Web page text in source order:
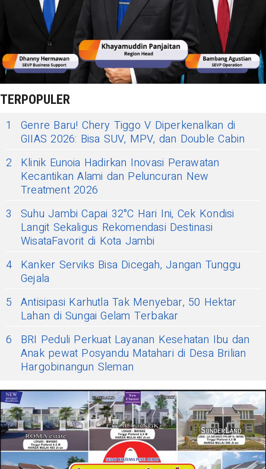
TERPOPULER
1
Genre Baru! Chery Tiggo V Diperkenalkan di
GIIAS 2026: Bisa SUV, MPV, dan Double Cabin
2
Klinik Eunoia Hadirkan Inovasi Perawatan
Kecantikan Alami dan Peluncuran New
Treatment 2026
3
Suhu Jambi Capai 32°C Hari Ini, Cek Kondisi
Langit Sekaligus Rekomendasi Destinasi
WisataFavorit di Kota Jambi
4 Kanker Serviks Bisa Dicegah, Jangan Tunggu
Gejala
5 Antisipasi Karhutla Tak Menyebar, 50 Hektar
Lahan di Sungai Gelam Terbakar
6
BRI Peduli Perkuat Layanan Kesehatan Ibu dan
Anak pewat Posyandu Matahari di Desa Brilian
Hargobinangun Sleman